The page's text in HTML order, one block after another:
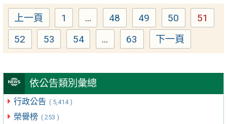
依公告類別彙總
行政公告 ( 5,414 )
榮譽榜 ( 253 )
上一頁 Page
1 ... Page
48 Page
49 Page
50 Page
51
Page
52 Page
53 Page
54 ... Page
63 下一頁